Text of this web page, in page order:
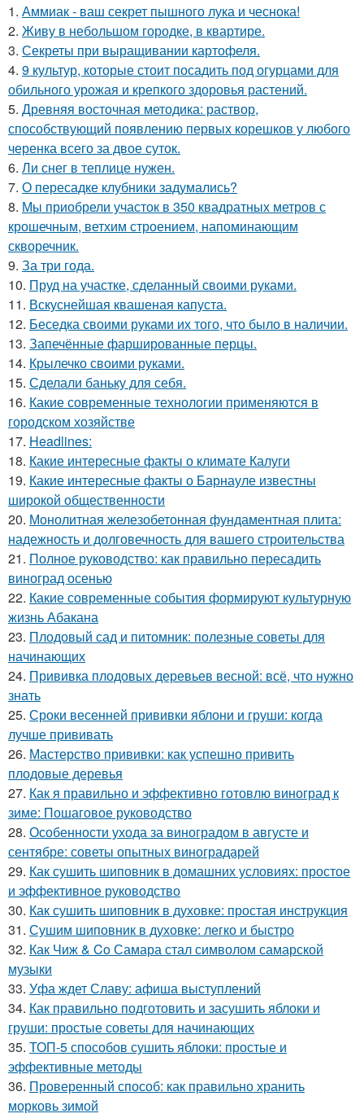
1. Аммиак - ваш секрет пышного лука и чеснока!
2. Живу в небольшом городке, в квартире.
3. Секреты при выращивании картофеля.
4. 9 культур, которые стоит посадить под огурцами для
обильного урожая и крепкого здоровья растений.
5. Древняя восточная методика: раствор,
способствующий появлению первых корешков у любого
черенка всего за двое суток.
6. Ли снег в теплице нужен.
7. О пересадке клубники задумались?
8. Мы приобрели участок в 350 квадратных метров с
крошечным, ветхим строением, напоминающим
скворечник.
9. За три года.
10. Пруд на участке, сделанный своими руками.
11. Вскуснейшая квашеная капуста.
12. Беседка своими руками их того, что было в наличии.
13. Запечённые фаршированные перцы.
14. Крылечко своими руками.
15. Сделали баньку для себя.
16. Какие современные технологии применяются в
городском хозяйстве
17. Headlines:
18. Какие интересные факты о климате Калуги
19. Какие интересные факты о Барнауле известны
широкой общественности
20. Монолитная железобетонная фундаментная плита:
надежность и долговечность для вашего строительства
21. Полное руководство: как правильно пересадить
виноград осенью
22. Какие современные события формируют культурную
жизнь Абакана
23. Плодовый сад и питомник: полезные советы для
начинающих
24. Прививка плодовых деревьев весной: всё, что нужно
знать
25. Сроки весенней прививки яблони и груши: когда
лучше прививать
26. Мастерство прививки: как успешно привить
плодовые деревья
27. Как я правильно и эффективно готовлю виноград к
зиме: Пошаговое руководство
28. Особенности ухода за виноградом в августе и
сентябре: советы опытных виноградарей
29. Как сушить шиповник в домашних условиях: простое
и эффективное руководство
30. Как сушить шиповник в духовке: простая инструкция
31. Сушим шиповник в духовке: легко и быстро
32. Как Чиж & Co Самара стал символом самарской
музыки
33. Уфа ждет Славу: афиша выступлений
34. Как правильно подготовить и засушить яблоки и
груши: простые советы для начинающих
35. ТОП-5 способов сушить яблоки: простые и
эффективные методы
36. Проверенный способ: как правильно хранить
морковь зимой